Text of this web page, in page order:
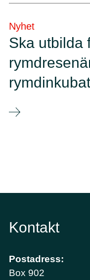
Nyhet
Ska utbilda
Kontakt
Postadress:
Box 902